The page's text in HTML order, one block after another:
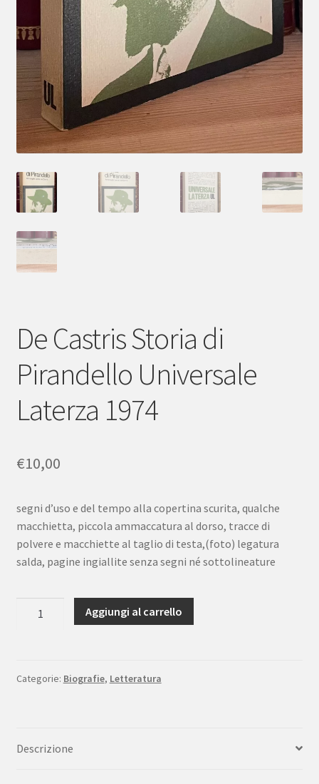
De Castris Storia di
Pirandello Universale
Laterza 1974
€10,00
segni d’uso e del tempo alla copertina scurita, qualche
macchietta, piccola ammaccatura al dorso, tracce di
polvere e macchiette al taglio di testa,(foto) legatura
salda, pagine ingiallite senza segni né sottolineature
Pirandello
quantità
Aggiungi al carrello
Categorie: Biografie, Letteratura
Descrizione